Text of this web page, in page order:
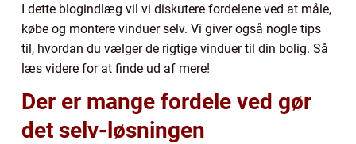
I dette blogindlæg vil vi diskutere fordelene ved at måle,
købe og montere vinduer selv. Vi giver også nogle tips
til, hvordan du vælger de rigtige vinduer til din bolig. Så
læs videre for at finde ud af mere!
Der er mange fordele ved gør
det selv-løsningen